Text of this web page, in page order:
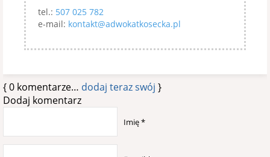
tel.: 507 025 782
e-mail: kontakt@adwokatkosecka.pl
{0 komentarze… dodaj teraz swój }
Dodaj komentarz
Imię*